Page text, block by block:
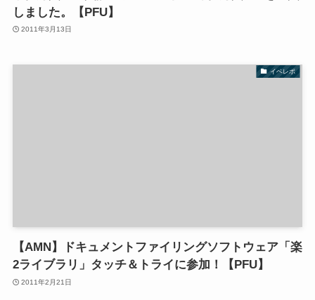
しました。【PFU】
2011年3月13日
イベレポ
【AMN】ドキュメントファイリングソフトウェア「楽
2ライブラリ」タッチ＆トライに参加！【PFU】
2011年2月21日